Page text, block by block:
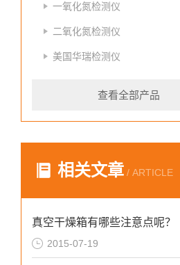
一氧化氮检测仪
二氧化氮检测仪
美国华瑞检测仪
查看全部产品
相关文章 / ARTICLE
真空干燥箱有哪些注意点呢？
2015-07-19